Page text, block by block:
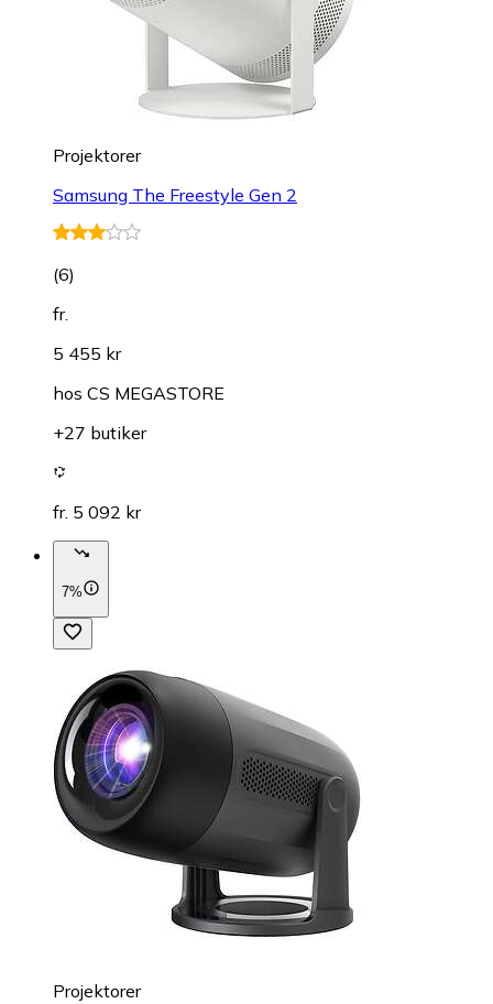
Projektorer
Samsung The Freestyle Gen 2
(6)
fr.
5 455 kr
hos CS MEGASTORE
+27 butiker
fr. 5 092 kr
7%
Projektorer